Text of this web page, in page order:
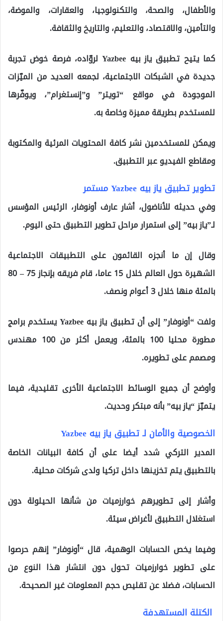
والأطفال، والصحة، والتكنولوجيا، والعقارات، والموضة،
والتأمين، والاقتصاد، والتعليم، والتاريخ والثقافة.
كما يتيح تطبيق ياز بيه Yazbee لروّاده، فرصة خوض تجربة
جديدة في الشبكات الاجتماعية، لجمعه العديد من الميّزات
الموجودة في مواقع “تويتر” و”إنستغرام”، ويوفّرها
للمستخدم بطريقة مميزة وخاصة به.
ويمكن للمستخدمين نشر كافة المحتويات المرئية والمكتوبة
ومقاطع الفيديو عبر التطبيق.
تطوير تطبيق ياز بيه Yazbee مستمر
وفي حديثه للأناضول، أشار عارف أونوفار، الرئيس المؤسس
لـ”ياز بيه” إلى استمرار مراحل تطوير التطبيق حتى اليوم.
وقال إن ما أنجزه القائمون على التطبيقات الاجتماعية
الشهيرة حول العالم خلال 15 عاما، قام فريقه بإنجاز 75 – 80
بالمئة منها خلال 3 أعوام ونصف.
ولفت “أونوفار” إلى أن تطبيق ياز بيه Yazbee يستخدم برامج
مطورة محليا 100 بالمئة، ويعمل أكثر من 100 مهندس
ومصمم على تطويره.
وأوضح أن جميع الوسائط الاجتماعية الأخرى تقليدية، فيما
يتميّز “ياز بيه” بأنه مبتكر وحديث.
الخصوصية والأمان لـ تطبيق ياز بيه Yazbee
المدير التركي شدد أيضا على أن كافة البيانات الخاصة
بالتطبيق يتم تخزينها داخل تركيا ولدى شركات محلية.
وأشار إلى تطويرهم خوارزميات من شأنها الحيلولة دون
استغلال التطبيق لأغراض سيئة.
وفيما يخص الحسابات الوهمية، قال “أونوفار” إنهم حرصوا
على تطوير خوارزميات تحول دون انتشار هذا النوع من
الحسابات، فضلا عن تقليص حجم المعلومات غير الصحيحة.
الكتلة المستهدفة